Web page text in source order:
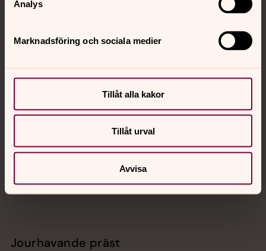
Analys
Marknadsföring och sociala medier
Tillåt alla kakor
Tillåt urval
Avvisa
Sociala kanaler
Jourhavande präst